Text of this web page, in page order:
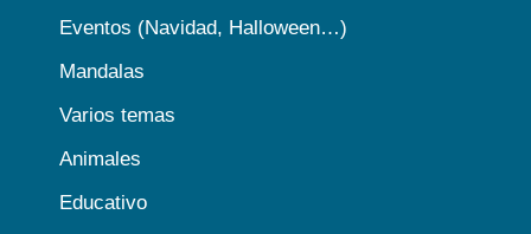
Eventos (Navidad, Halloween…)
Mandalas
Varios temas
Animales
Educativo